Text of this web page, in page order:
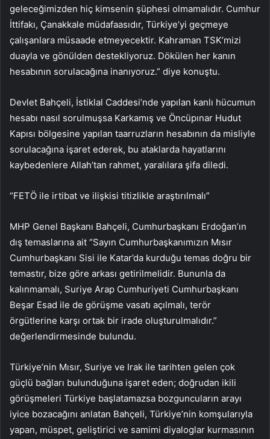
geleceğimizden hiç kimsenin şüphesi olmamalıdır. Cumhur
İttifakı, Çanakkale müdafaasıdır, Türkiye’yi geçmeye
çalışanlara müsaade etmeyecektir. Kahraman TSK’mizi
duayla ve gönülden destekliyoruz. Dökülen her kanın
hesabının sorulacağına inanıyoruz.” diye konuştu.
Devlet Bahçeli, İstiklal Caddesi’nde yapılan kanlı hücumun
hesabı nasıl sorulmuşsa Karkamış ve Öncüpınar Hudut
Kapısı bölgesine yapılan taarruzların hesabının da misliyle
sorulacağına işaret ederek, bu ataklarda hayatlarını
kaybedenlere Allah’tan rahmet, yaralılara şifa diledi.
“FETÖ ile irtibat ve ilişkisi titizlikle araştırılmalı”
MHP Genel Başkanı Bahçeli, Cumhurbaşkanı Erdoğan’ın
dış temaslarına ait “Sayın Cumhurbaşkanımızın Mısır
Cumhurbaşkanı Sisi ile Katar’da kurduğu temas doğru bir
temastır, bize göre arkası getirilmelidir. Bununla da
kalınmamalı, Suriye Arap Cumhuriyeti Cumhurbaşkanı
Beşar Esad ile de görüşme vasatı açılmalı, terör
örgütlerine karşı ortak bir irade oluşturulmalıdır.”
değerlendirmesinde bulundu.
Türkiye’nin Mısır, Suriye ve Irak ile tarihten gelen çok
güçlü bağları bulunduğuna işaret eden; doğrudan ikili
görüşmeleri Türkiye başlatamazsa bozguncuların arayı
iyice bozacağını anlatan Bahçeli, Türkiye’nin komşularıyla
yapan, müspet, geliştirici ve samimi diyaloglar kurmasının